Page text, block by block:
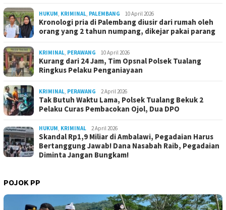
HUKUM, KRIMINAL, PALEMBANG 10 April 2026
Kronologi pria di Palembang diusir dari rumah oleh
orang yang 2 tahun numpang, dikejar pakai parang
KRIMINAL, PERAWANG 10 April 2026
Kurang dari 24 Jam, Tim Opsnal Polsek Tualang
Ringkus Pelaku Penganiayaan
KRIMINAL, PERAWANG 2 April 2026
Tak Butuh Waktu Lama, Polsek Tualang Bekuk 2
Pelaku Curas Pembacokan Ojol, Dua DPO
HUKUM, KRIMINAL 2 April 2026
Skandal Rp1,9 Miliar di Ambalawi, Pegadaian Harus
Bertanggung Jawab! Dana Nasabah Raib, Pegadaian
Diminta Jangan Bungkam!
POJOK PP